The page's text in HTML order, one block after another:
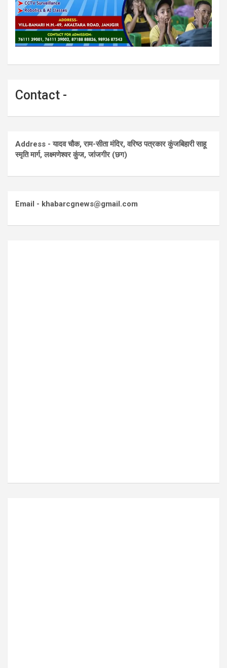
Contact -
Address - यादव चौक, राम-सीता मंदिर, वरिष्ठ पत्रकार कुंजबिहारी साहू
स्मृति मार्ग, लक्ष्मणेश्वर कुंज, जांजगीर (छग)
Email - khabarcgnews@gmail.com